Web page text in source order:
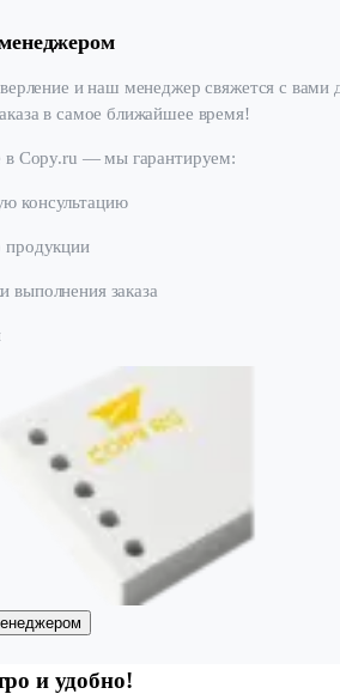
и наш менеджер свяжется с вами
в самое ближайшее время!
в Copy.ru — мы гарантируем:
консультацию
продукции
заказа
и удобно!